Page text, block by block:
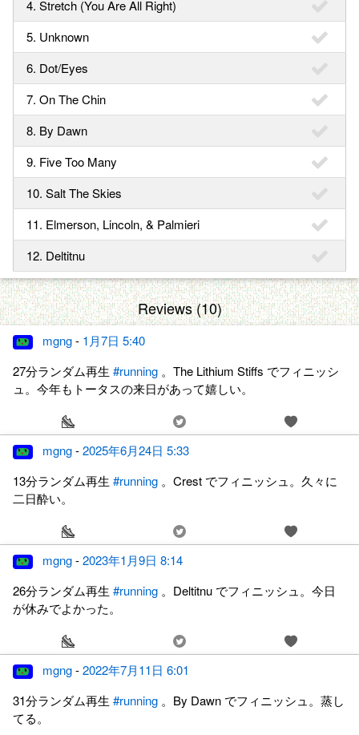
4. Stretch (You Are All Right)
5. Unknown
6. Dot/Eyes
7. On The Chin
8. By Dawn
9. Five Too Many
10. Salt The Skies
11. Elmerson, Lincoln, & Palmieri
12. Deltitnu
Reviews (10)
mgng- 1月7日 5:40
27分ランダム再生 #running 。The Lithium Stiffs でフィニッシ
ュ。今年もトータスの来日があって嬉しい。
mgng-2025年6月24日 5:33
13分ランダム再生 #running 。Crest でフィニッシュ。久々に
二日酔い。
mgng-2023年1月9日 8:14
26分ランダム再生 #running 。Deltitnu でフィニッシュ。今日
が休みでよかった。
mgng-2022年7月11日 6:01
31分ランダム再生 #running 。By Dawn でフィニッシュ。蒸し
てる。